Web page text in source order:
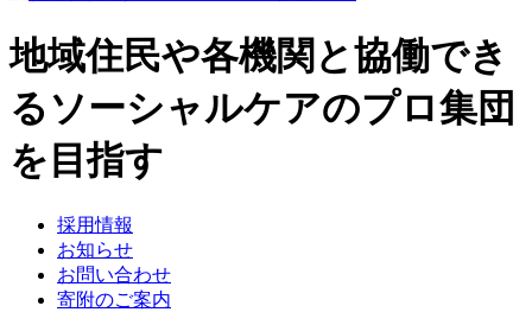
地域住民や各機関と協働でき
るソーシャルケアのプロ集団
を目指す
採用情報
お知らせ
お問い合わせ
寄附のご案内